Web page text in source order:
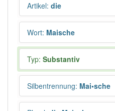
Artikel: die
Wort: Maische
Typ: Substantiv
Silbentrennung: Mai•sche